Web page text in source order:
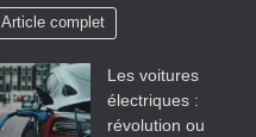
Article complet
Les voitures
électriques :
révolution ou